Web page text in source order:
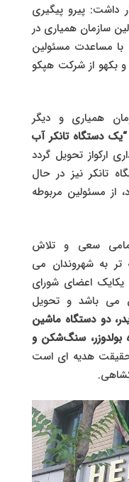
داشت: پیرو پیگیری
سازمان همیاری در
با مساعدت مسئولین
بکهو از شرکت هپکو
همیاری و دیگر
“یک دستگاه تانکر آب
ارکواز تحویل گردد
تانکر نیز در حال
از مسئولین مربوطه
سعی و تلاش
تر به شهروندان می
اعضای شورای
می باشد و تحویل
دو دستگاه ماشین
بولدوزر، سنگ‌شکن و
هدیه ای است